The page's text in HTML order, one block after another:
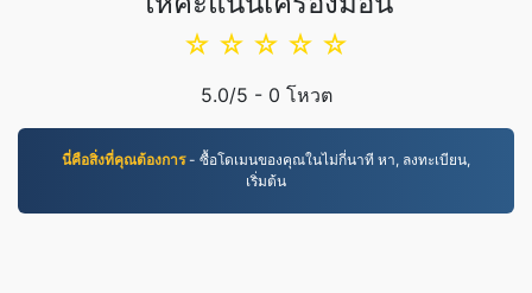
☆
☆
☆
☆
☆
5.0/5 - 0 โหวต
นี่คือสิ่งที่คุณต้องการ- ซื้อโดเมนของคุณในไม่กี่นาที หา, ลงทะเบียน,
เริ่มต้น